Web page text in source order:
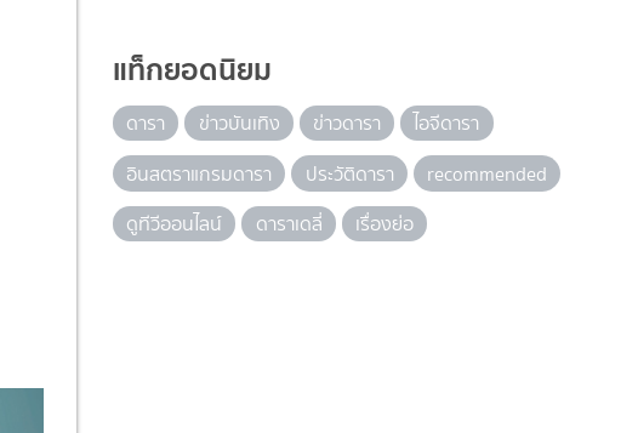
แท็กยอดนิยม
ดารา ข่าวบันเทิง ข่าวดารา
ไอจีดารา
อินสตราแกรมดารา
ประวัติดารา
recommended
ดูทีวีออนไลน์
ดาราเดลี่ เรื่องย่อ